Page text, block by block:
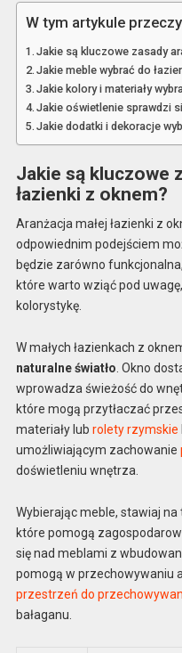
W tym artykule
Jakie są kluczowe zasady
Jakie meble wybrać do
Jakie kolory i materiały
Jakie oświetlenie sprawdzi
Jakie dodatki i dekoracje
Jakie są kluczowe
łazienki z oknem?
Aranżacja małej łazienki z
odpowiednim podejściem
będzie zarówno
które warto wziąć pod
kolorystykę.
W małych łazienkach z
naturalne światło . Okno
wprowadza świeżość do
które mogą przytłaczać
materiały lub rolety rzymskie
umożliwiającym zachowanie
doświetleniu wnętrza.
Wybierając meble, stawiaj na
które pomogą
się nad meblami z
pomogą w przechowywaniu
przestrzeń do
bałaganu.